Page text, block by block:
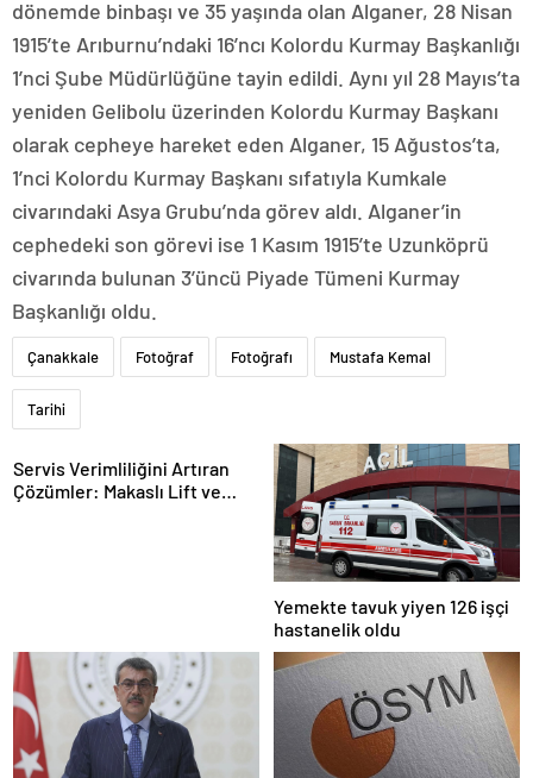
dönemde binbaşı ve 35 yaşında olan Alganer, 28 Nisan
1915’te Arıburnu’ndaki 16’ncı Kolordu Kurmay Başkanlığı
1’nci Şube Müdürlüğüne tayin edildi. Aynı yıl 28 Mayıs’ta
yeniden Gelibolu üzerinden Kolordu Kurmay Başkanı
olarak cepheye hareket eden Alganer, 15 Ağustos’ta,
1’nci Kolordu Kurmay Başkanı sıfatıyla Kumkale
civarındaki Asya Grubu’nda görev aldı. Alganer’in
cephedeki son görevi ise 1 Kasım 1915’te Uzunköprü
civarında bulunan 3’üncü Piyade Tümeni Kurmay
Başkanlığı oldu.
Çanakkale Fotoğraf Fotoğrafı Mustafa Kemal
Tarihi
Servis Verimliliğini Artıran
Çözümler: Makaslı Lift ve
Yemekte tavuk yiyen 126 işçi
hastanelik oldu